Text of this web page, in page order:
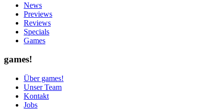
News
Previews
Reviews
Specials
Games
games!
Über games!
Unser Team
Kontakt
Jobs